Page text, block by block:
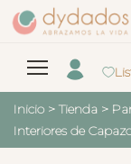
Inicio > Tienda >
Interiores de